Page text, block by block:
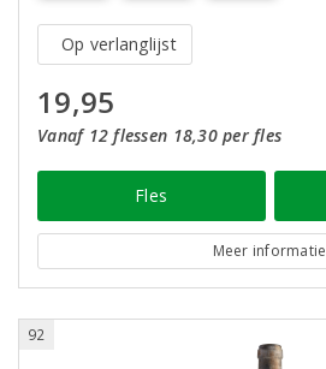
Op verlanglijst
19,95
Vanaf 12 flessen 18,30 per fles
Fles
Meer informatie
92